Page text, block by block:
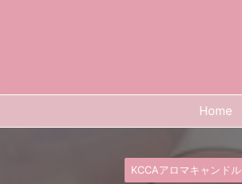
Home
KCCAアロマキャンドル